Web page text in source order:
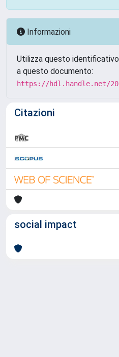
Informazioni
Utilizza questo
a questo documento:
https://hdl.handle.net/
Citazioni
social impact